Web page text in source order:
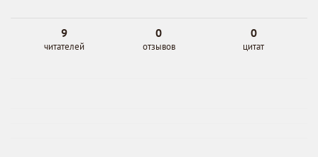
9
читателей
0
отзывов
0
цитат